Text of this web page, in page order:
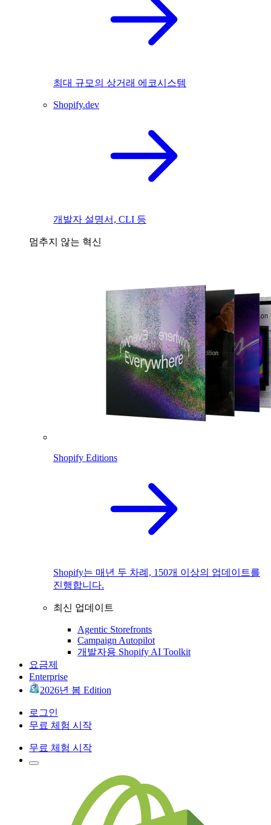
최대 규모의 상거래 에코시스템
Shopify.dev
개발자 설명서, CLI 등
멈추지 않는 혁신
Shopify Editions
Shopify는 매년 두 차례, 150개 이상의 업데이트를
진행합니다.
최신 업데이트
Agentic Storefronts
Campaign Autopilot
개발자용 Shopify AI Toolkit
요금제
Enterprise
2026년 봄 Edition
로그인
무료 체험 시작
무료 체험 시작